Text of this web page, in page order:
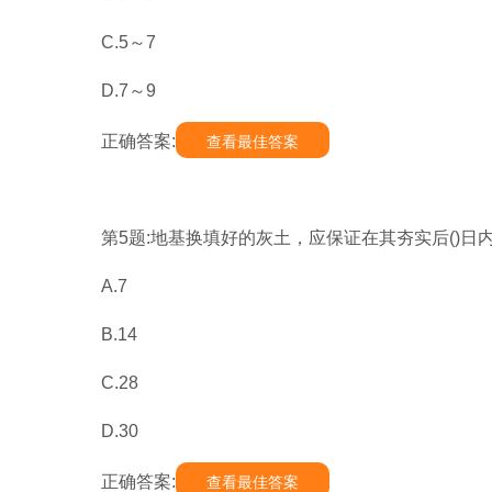
C.5～7
D.7～9
正确答案: 查看最佳答案
第5题:地基换填好的灰土，应保证在其夯实后()日
A.7
B.14
C.28
D.30
正确答案: 查看最佳答案